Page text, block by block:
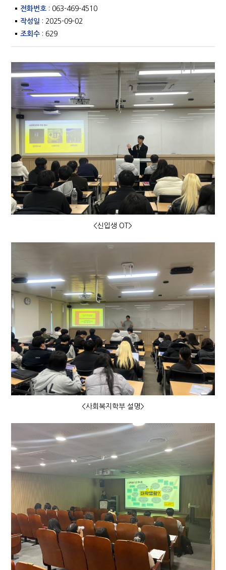
전화번호 : 063-469-4510
작성일 : 2025-09-02
조회수 : 629
<신입생 OT>
<사회복지학부 설명>